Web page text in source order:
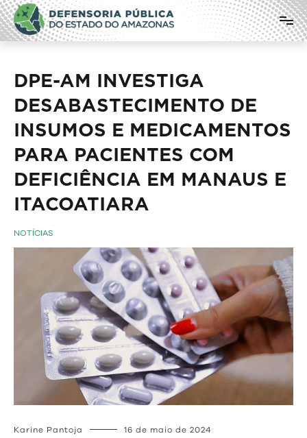
Pular
para
o
conteúdo
Defensoria Pública do Estado do
Amazonas
DPE-AM INVESTIGA
DESABASTECIMENTO DE
INSUMOS E MEDICAMENTOS
PARA PACIENTES COM
DEFICIÊNCIA EM MANAUS E
ITACOATIARA
NOTÍCIAS
Karine Pantoja 16 de maio de 2024